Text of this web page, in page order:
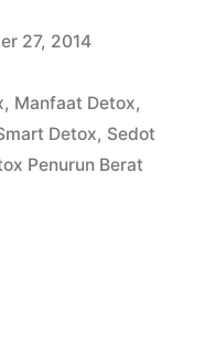
27, 2014
, Manfaat Detox,
Detox, Sedot
Penurun Berat